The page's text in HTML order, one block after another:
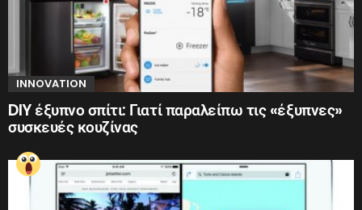
INNOVATION
DIY έξυπνο σπίτι: Γιατί παραλείπω τις «έξυπνες»
συσκευές κουζίνας